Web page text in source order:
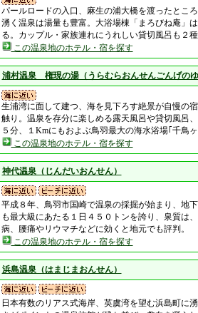
パールロードの入口、麻生の浦大橋を渡ったとこ
湧く温泉は湯量も豊富。大浴場棟「まろびね庵」
る。カップル・家族連れにうれしい貸切風呂も２種
この温泉地のホテル・宿を探す
浦村温泉 権現の湯（うらむらおんせんごんげのゆ
生浦湾に面して建つ、海を見下ろす絶景が自慢の
触り。温泉を存分に楽しめる露天風呂や貸切風呂
５分、１Kmにもおよぶ鳥羽最大の海水浴場｢千鳥
この温泉地のホテル・宿を探す
神代温泉（じんだいおんせん）
平成８年、鳥羽市国崎で温泉の採掘が始まり、地
も最大級にあたる１日４５０トンを誇り、泉質は
病、腰痛やリウマチなどに効くと地元でも評判。
この温泉地のホテル・宿を探す
浜島温泉（はまじまおんせん）
日本有数のリアス式海岸、英虞湾を望む浜島町に